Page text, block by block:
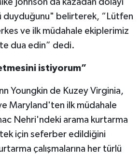
duyduğunu" belirterek, “Lütfen
ve ilk müdahale ekiplerimiz
dua edin” dedi.
istiyorum”
Youngkin de Kuzey Virginia,
Maryland'ten ilk müdahale
Nehri'ndeki arama kurtarma
için seferber edildiğini
çalışmalarına her türlü